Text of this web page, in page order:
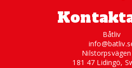
Båtliv
Nilstorpsvägen
181 47 Lidingö,